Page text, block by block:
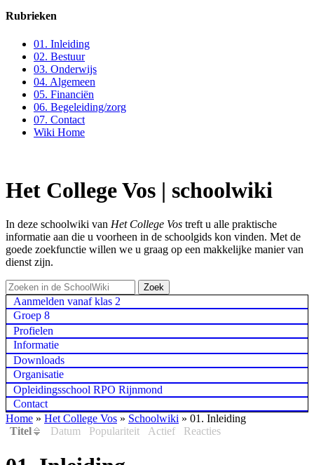
Rubrieken
01. Inleiding
02. Bestuur
03. Onderwijs
04. Algemeen
05. Financiën
06. Begeleiding/zorg
07. Contact
Wiki Home
Het College Vos | schoolwiki
In deze schoolwiki van Het College Vos treft u alle praktische
informatie aan die u voorheen in de schoolgids kon vinden. Met de
goede zoekfunctie willen we u graag op een makkelijke manier van
dienst zijn.
Aanmelden vanaf klas 2
Groep 8
Profielen
Informatie
Downloads
Organisatie
Opleidingsschool RPO Rijnmond
Contact
Home » Het College Vos » Schoolwiki » 01. Inleiding
Titel
Datum Populariteit Actief Reacties